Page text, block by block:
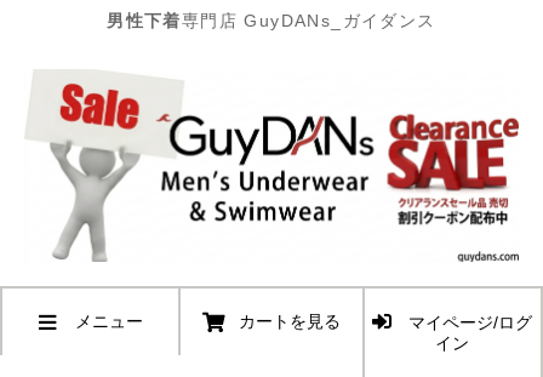
男性下着専門店 GuyDANs_ガイダンス
メニュー カートを見る
マイページ/ログ
イン